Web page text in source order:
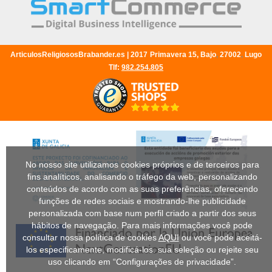
No nosso site utilizamos cookies próprios e de terceiros para
fins analíticos, analisando o tráfego da web, personalizando
conteúdos de acordo com as suas preferências, oferecendo
funções de redes sociais e mostrando-lhe publicidade
personalizada com base num perfil criado a partir dos seus
hábitos de navegação. Para mais informações você pode
consultar nossa política de cookiesAQUIou você pode aceitá-
los especificamente, modificá-los. sua seleção ou rejeite seu
uso clicando em “Configurações de privacidade”.
ArticulosReligiososBrabander.es | 2017 Primavera 15, Bajo, 27002, Lugo
Tlf: 982.254.805